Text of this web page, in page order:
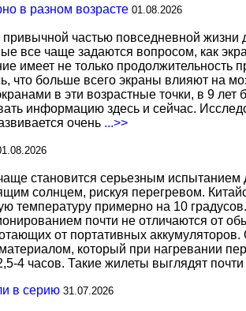
в разном возрасте 01.08.2026
частью повседневной жизни
все чаще задаются вопросом, как
имеет не только
что больше всего экраны влияют на
в эти возрастные точки, в 9
информацию здесь и сейчас.
очень ...>>
становится серьезным
солнцем, рискуя перегревом.
температуру примерно на 10
почти не отличаются от
от портативных
который при нагревании
4 часов. Такие жилеты выглядят почти
в серию 31.07.2026